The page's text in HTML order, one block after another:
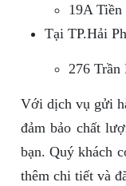
19A
Tại TP.Hải
276 Trần
Với dịch vụ gửi
đảm bảo chất
bạn. Quý khách
thêm chi tiết và